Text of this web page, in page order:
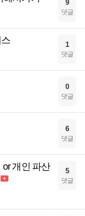
9
댓글
1
댓글
0
댓글
6
댓글
or 개인 파산
5
댓글